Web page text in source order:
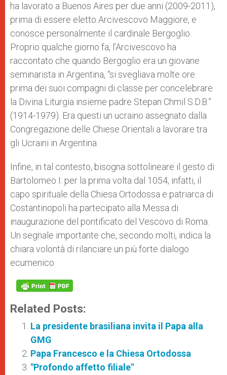
ha lavorato a Buenos Aires per due anni (2009-2011),
prima di essere eletto Arcivescovo Maggiore, e
conosce personalmente il cardinale Bergoglio.
Proprio qualche giorno fa, l’Arcivescovo ha
raccontato che quando Bergoglio era un giovane
seminarista in Argentina, “si svegliava molte ore
prima dei suoi compagni di classe per concelebrare
la Divina Liturgia insieme padre Stepan Chmil S.D.B.”
(1914-1979). Era questi un ucraino assegnato dalla
Congregazione delle Chiese Orientali a lavorare tra
gli Ucraini in Argentina.
Infine, in tal contesto, bisogna sottolineare il gesto di
Bartolomeo I: per la prima volta dal 1054, infatti, il
capo spirituale della Chiesa Ortodossa e patriarca di
Costantinopoli ha partecipato alla Messa di
inaugurazione del pontificato del Vescovo di Roma.
Un segnale importante che, secondo molti, indica la
chiara volontà di rilanciare un più forte dialogo
ecumenico.
Related Posts:
La presidente brasiliana invita il Papa alla
GMG
Papa Francesco e la Chiesa Ortodossa
"Profondo affetto filiale"